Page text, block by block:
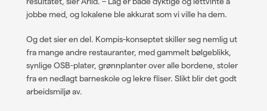
jobbe med, og lokalene ble akkurat som vi ville ha dem.
Og det sier en del. Kompis-konseptet skiller seg nemlig ut
fra mange andre restauranter, med gammelt bølgeblikk,
synlige OSB-plater, grønnplanter over alle bordene, stoler
fra en nedlagt barneskole og lekre fliser. Slikt blir det godt
arbeidsmiljø av.